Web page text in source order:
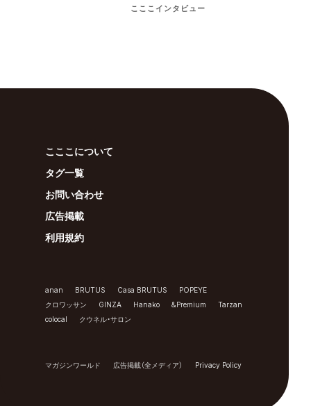
こここインタビュー
こここについて
タグ一覧
お問い合わせ
広告掲載
利用規約
anan BRUTUS Casa BRUTUS
POPEYE
クロワッサン
GINZA Hanako &Premium
Tarzan
colocal
クウネル・サロン
マガジンワールド 広告掲載（全メディア） Privacy Policy